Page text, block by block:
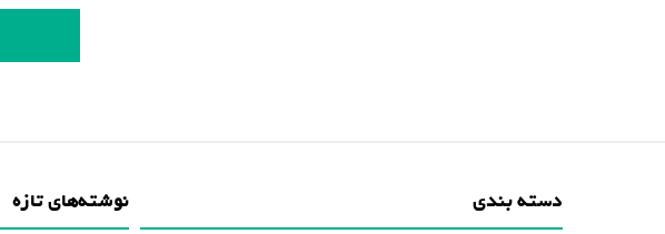
نوشته‌های تازه دسته بندی